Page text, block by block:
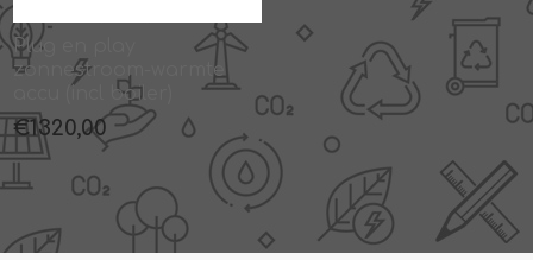
Plug en play
zonnestroom-warmte
accu (incl boiler)
€1320,00